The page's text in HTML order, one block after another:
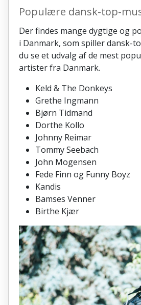
Populære dansk-top-
Der findes mange dygtige og
i Danmark, som spiller dansk-
du se et udvalg af de mest
artister fra Danmark.
Keld & The Donkeys
Grethe Ingmann
Bjørn Tidmand
Dorthe Kollo
Johnny Reimar
Tommy Seebach
John Mogensen
Fede Finn og Funny Boyz
Kandis
Bamses Venner
Birthe Kjær